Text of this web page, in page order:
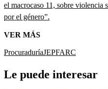
el macrocaso 11, sobre violencia
por el género”.
VER MÁS
ProcuraduríaJEPFARC
Le puede interesar